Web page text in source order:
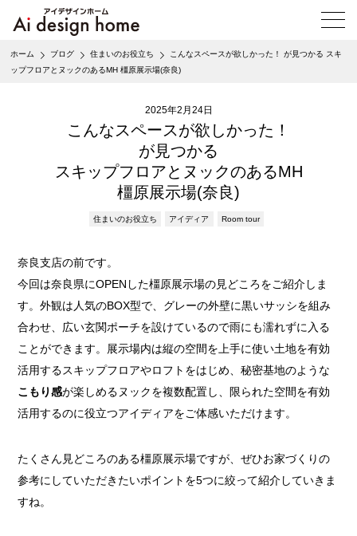
メ
ニ
ー
ホーム ブログ 住まいのお役立ち
こんなスペースが欲しかった！ が見つかる スキ
ップフロアとヌックのあるMH 橿原展示場(奈良)
2025年2月24日
こんなスペースが欲しかった！
が見つかる
スキップフロアとヌックのあるMH
橿原展示場(奈良)
住まいのお役立ち アイディア Room tour
奈良支店の前です。
今回は奈良県にOPENした橿原展示場の見どころをご紹介しま
す。外観は人気のBOX型で、グレーの外壁に黒いサッシを組み
合わせ、広い玄関ポーチを設けているので雨にも濡れずに入る
ことができます。展示場内は縦の空間を上手に使い土地を有効
活用するスキップフロアやロフトをはじめ、秘密基地のような
こもり感が楽しめるヌックを複数配置し、限られた空間を有効
活用するのに役立つアイディアをご体感いただけます。
たくさん見どころのある橿原展示場ですが、ぜひお家づくりの
参考にしていただきたいポイントを5つに絞って紹介していきま
すね。